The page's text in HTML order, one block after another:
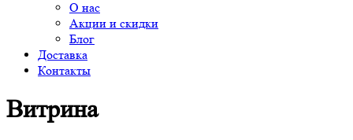
О нас
Акции и скидки
Блог
Доставка
Контакты
Витрина